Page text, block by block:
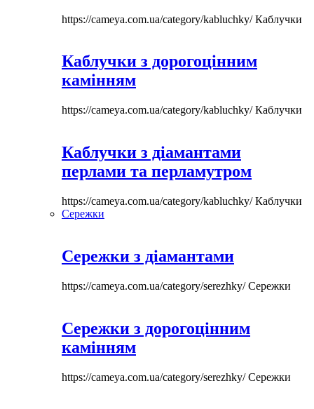
https://cameya.com.ua/category/kabluchky/Каблучки
Каблучки з дорогоцінним
камінням
https://cameya.com.ua/category/kabluchky/Каблучки
Каблучки з діамантами
перлами та перламутром
https://cameya.com.ua/category/kabluchky/Каблучки
Сережки
Сережки з діамантами
https://cameya.com.ua/category/serezhky/Сережки
Сережки з дорогоцінним
камінням
https://cameya.com.ua/category/serezhky/Сережки